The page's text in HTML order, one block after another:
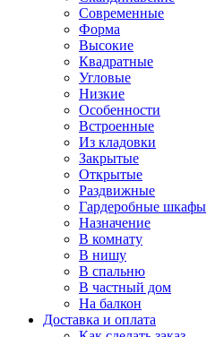
Современные
Форма
Высокие
Квадратные
Угловые
Низкие
Особенности
Встроенные
Из кладовки
Закрытые
Открытые
Раздвижные
Гардеробные шкафы
Назначение
В комнату
В нишу
В спальню
В частный дом
На балкон
Доставка и оплата